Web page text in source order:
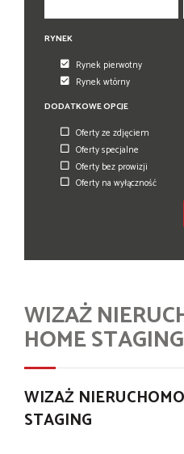
RYNEK
Rynek pierwotny
Rynek wtórny
DODATKOWE OPCJE
Oferty ze zdjęciem
Oferty specjalne
Oferty bez prowizji
Oferty na wyłączność
WIZAŻ
HOME STAGING
WIZAŻ
STAGING